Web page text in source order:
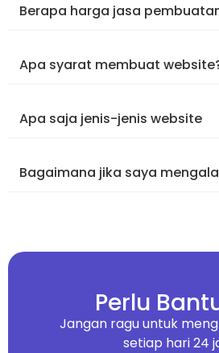
Berapa harga jasa
Apa syarat membuat
Apa saja jenis-jenis website
Bagaimana jika saya
Perlu
Jangan ragu untuk
setiap hari 24